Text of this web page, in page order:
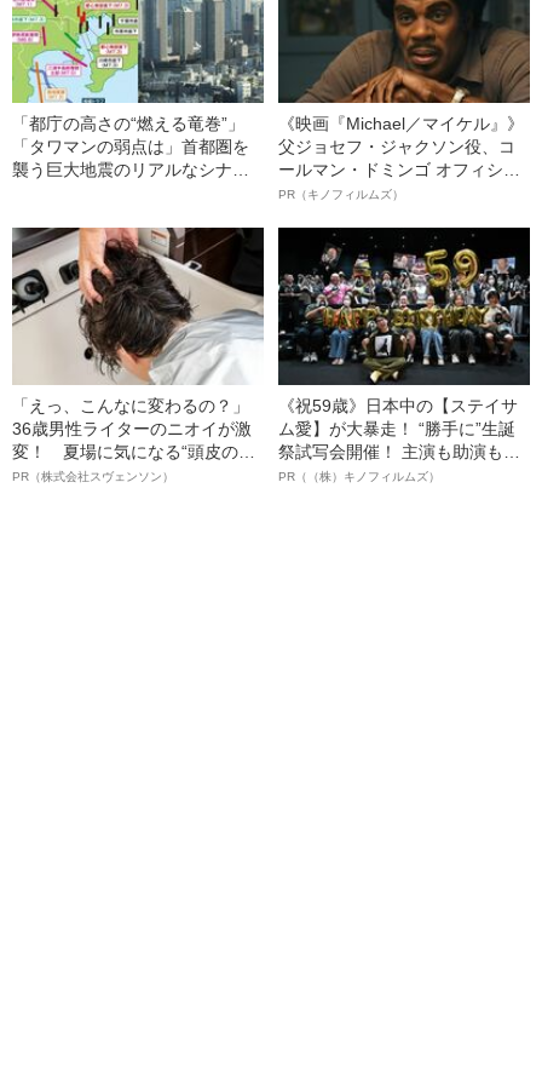
「都庁の高さの“燃える竜巻”」
「タワマンの弱点は」首都圏を
襲う巨大地震のリアルなシナリ
《映画『Michael／マイケル』》
父ジョセフ・ジャクソン役、コ
ールマン・ドミンゴ オフィシャ
ルインタビュー“観客を魅了した
語る”《日本興収70億円突破》
PR（キノフィルムズ）
「えっ、こんなに変わるの？」
36歳男性ライターのニオイが激
変！ 夏場に気になる“頭皮のニ
オイ”や“ベタつき”を解消す
PR（株式会社スヴェンソン）
《祝59歳》日本中の【ステイサ
ム愛】が大暴走！ “勝手に”生誕
祭試写会開催！ 主演も助演も全
部ステイサム！「ステサミー
PR（（株）キノフィルムズ）